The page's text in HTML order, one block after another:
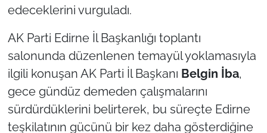
edeceklerini vurguladı.
AK Parti Edirne İl Başkanlığı toplantı
salonunda düzenlenen temayül yoklamasıyla
ilgili konuşan AK Parti İl Başkanı Belgin İba,
gece gündüz demeden çalışmalarını
sürdürdüklerini belirterek, bu süreçte Edirne
teşkilatının gücünü bir kez daha gösterdiğine
Genel-A
Gündem-Eğitim